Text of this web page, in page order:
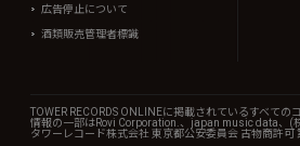
広告停止について
酒類販売管理者標識
TOWER RECORDS ONLINEに掲載されているすべて
情報の一部はRovi Corporation.、japan music data、(
タワーレコード株式会社 東京都公安委員会 古物商許